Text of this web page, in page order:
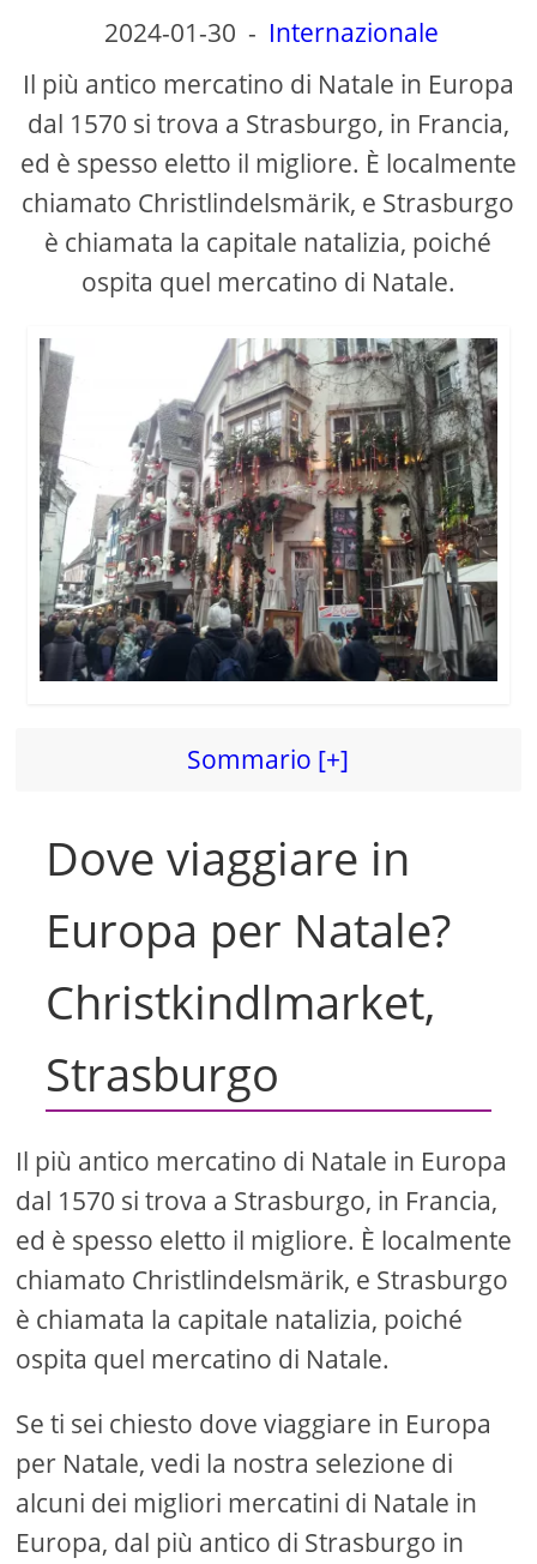
e
o
2024-01-30 - Internazionale
Il più antico mercatino di Natale in Europa
dal 1570 si trova a Strasburgo, in Francia,
ed è spesso eletto il migliore. È localmente
chiamato Christlindelsmärik, e Strasburgo
è chiamata la capitale natalizia, poiché
ospita quel mercatino di Natale.
Sommario [+]
Dove viaggiare in
Europa per Natale?
Christkindlmarket,
Strasburgo
Il più antico mercatino di Natale in Europa
dal 1570 si trova a Strasburgo, in Francia,
ed è spesso eletto il migliore. È localmente
chiamato Christlindelsmärik, e Strasburgo
è chiamata la capitale natalizia, poiché
ospita quel mercatino di Natale.
Se ti sei chiesto dove viaggiare in Europa
per Natale, vedi la nostra selezione di
alcuni dei migliori mercatini di Natale in
Europa, dal più antico di Strasburgo in